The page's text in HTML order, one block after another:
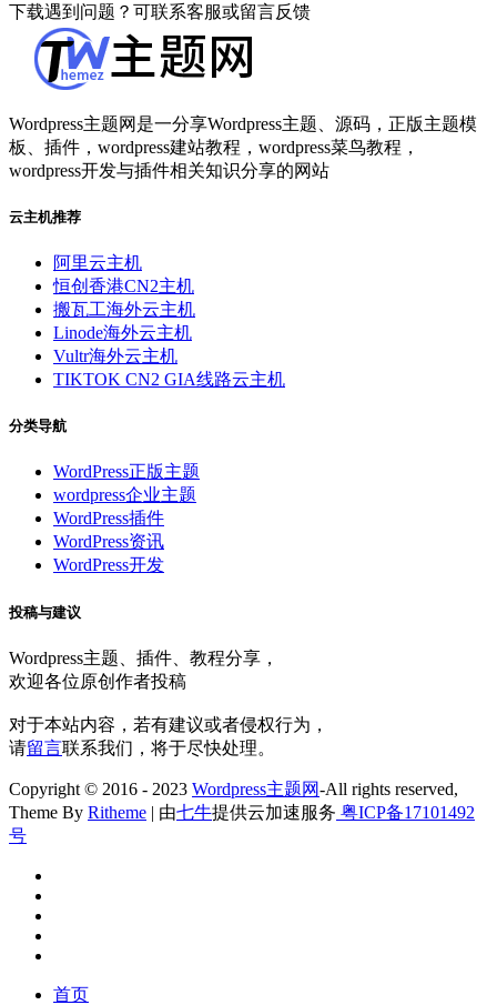
下载遇到问题？可联系客服或留言反馈
Wordpress主题网是一分享Wordpress主题、源码，正版主题模
板、插件，wordpress建站教程，wordpress菜鸟教程，
wordpress开发与插件相关知识分享的网站
云主机推荐
阿里云主机
恒创香港CN2主机
搬瓦工海外云主机
Linode海外云主机
Vultr海外云主机
TIKTOK CN2 GIA线路云主机
分类导航
WordPress正版主题
wordpress企业主题
WordPress插件
WordPress资讯
WordPress开发
投稿与建议
Wordpress主题、插件、教程分享，
欢迎各位原创作者投稿
对于本站内容，若有建议或者侵权行为，
请留言联系我们，将于尽快处理。
Copyright © 2016 - 2023 Wordpress主题网-All rights reserved,
Theme By Ritheme | 由七牛提供云加速服务 粤ICP备17101492
号
首页